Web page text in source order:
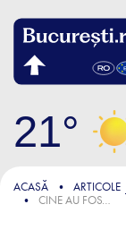
21
FOCUS
ACASĂ ARTICOLE
CINE AU FOST SCOPIȚII, BIRJARII DIN BUCUREȘTIUL SECOLULUI AL XIX CARE PROMOVAU CASTRAREA CA PRINCIPALĂ CALE DE MÂNTUIRE